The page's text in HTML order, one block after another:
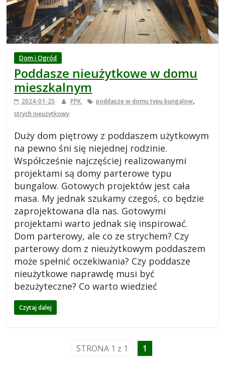
e
s
k
b
o
g
m
Dom i Ogród
Poddasze nieużytkowe w domu
mieszkalnym
2024-01-25 PPK poddasze w domu typu bungalow,
strych nieużytkowy
Duży dom piętrowy z poddaszem użytkowym
na pewno śni się niejednej rodzinie.
Współcześnie najczęściej realizowanymi
projektami są domy parterowe typu
bungalow. Gotowych projektów jest cała
masa. My jednak szukamy czegoś, co będzie
zaprojektowana dla nas. Gotowymi
projektami warto jednak się inspirować.
Dom parterowy, ale co ze strychem? Czy
parterowy dom z nieużytkowym poddaszem
może spełnić oczekiwania? Czy poddasze
nieużytkowe naprawdę musi być
bezużyteczne? Co warto wiedzieć
Czytaj dalej
STRONA 1 z 1 1